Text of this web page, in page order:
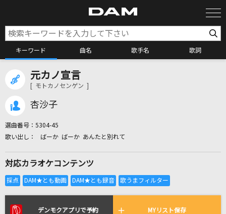
キーワード 曲名 歌手名 歌詞
全国りれき
リアルタイムで歌われている曲の一覧
元カノ宣言
[ モトカノセンゲン ]
杏沙子
選曲番号： 5304-45
ばーか ばーか あんたと別れて
対応カラオケコンテンツ
デンモクアプリで予約 MYリスト保存